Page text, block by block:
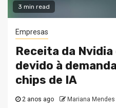
3 min read
Empresas
Receita da
devido à
chips de IA
2 anos ago Mariana Mendes